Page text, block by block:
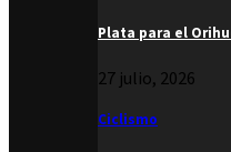
Plata para el
27 julio, 2026
Ciclismo